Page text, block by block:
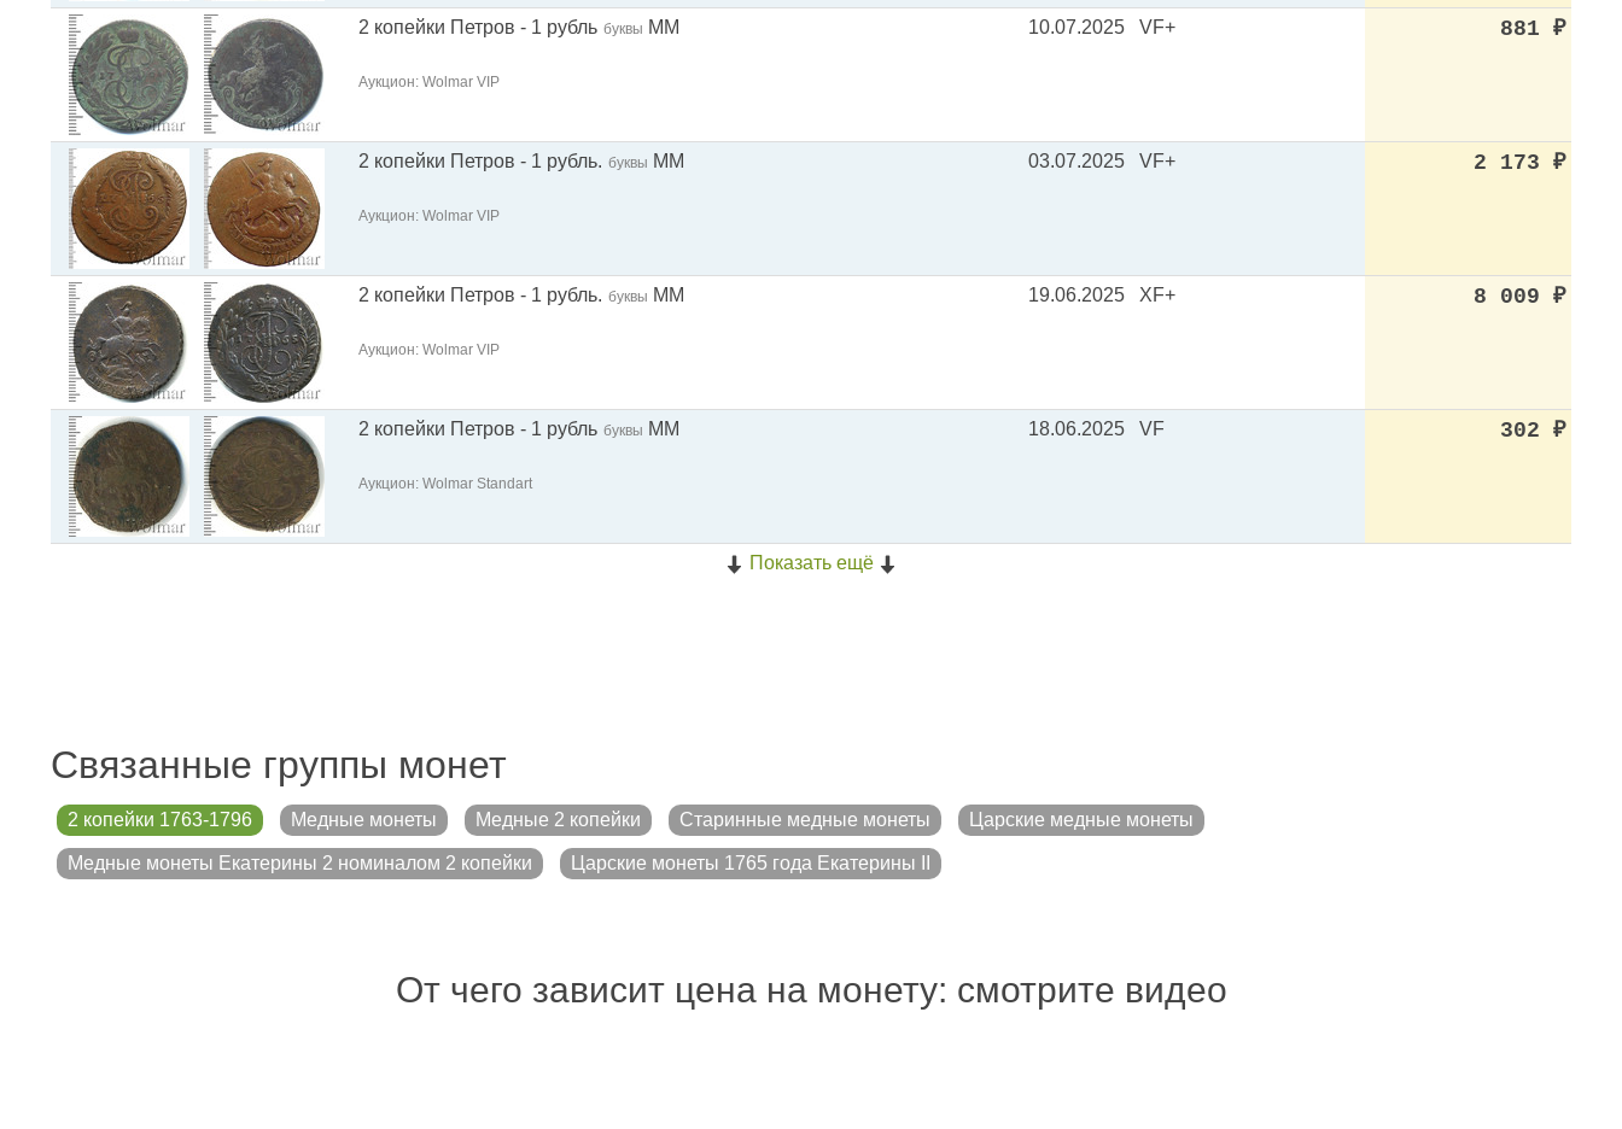
2 копейки Петров - 1 рубль буквы ММ
Аукцион: Wolmar VIP
10.07.2025 VF+ 881 ₽
2 копейки Петров - 1 рубль. буквы ММ
Аукцион: Wolmar VIP
03.07.2025 VF+ 2 173 ₽
2 копейки Петров - 1 рубль. буквы ММ
Аукцион: Wolmar VIP
19.06.2025 XF+ 8 009 ₽
2 копейки Петров - 1 рубль буквы ММ
Аукцион: Wolmar Standart
18.06.2025 VF 302 ₽
Показать ещё
Связанные группы монет
2 копейки 1763-1796 Медные монеты Медные 2 копейки Старинные медные монеты Царские медные монеты
Медные монеты Екатерины 2 номиналом 2 копейки Царские монеты 1765 года Екатерины II
От чего зависит цена на монету: смотрите видео